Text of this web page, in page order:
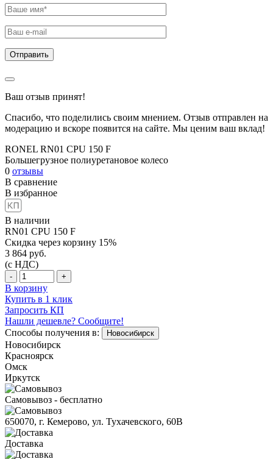
Ваш отзыв принят!
Спасибо, что поделились своим мнением. Отзыв отправлен на
модерацию и вскоре появится на сайте. Мы ценим ваш вклад!
RONEL RN01 CPU 150 F
Большегрузное полиуретановое колесо
0 отзывы
В сравнение
В избранное
В наличии
RN01 CPU 150 F
Скидка через корзину 15%
3 864 руб.
(с НДС)
- +
В корзину
Купить в 1 клик
Запросить КП
Нашли дешевле? Сообщите!
Способы получения в:
Новосибирск
Новосибирск
Красноярск
Омск
Иркутск
Самовывоз - бесплатно
650070, г. Кемерово, ул. Тухачевского, 60В
Доставка